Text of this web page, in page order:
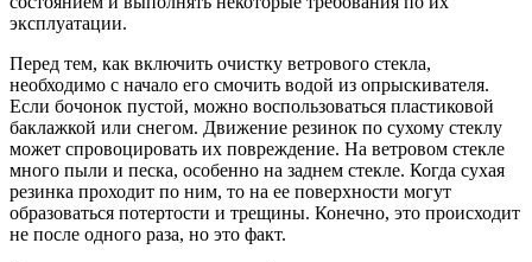
эксплуатации.
Перед тем, как включить очистку ветрового стекла,
необходимо с начало его смочить водой из опрыскивателя.
Если бочонок пустой, можно воспользоваться пластиковой
баклажкой или снегом. Движение резинок по сухому стеклу
может спровоцировать их повреждение. На ветровом стекле
много пыли и песка, особенно на заднем стекле. Когда сухая
резинка проходит по ним, то на ее поверхности могут
образоваться потертости и трещины. Конечно, это происходит
не после одного раза, но это факт.